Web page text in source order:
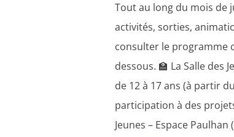
Tout au long du mois de
activités, sorties,
consulter le programme
dessous. 🏫 La Salle des
de 12 à 17 ans (à partir
participation à des
Jeunes – Espace